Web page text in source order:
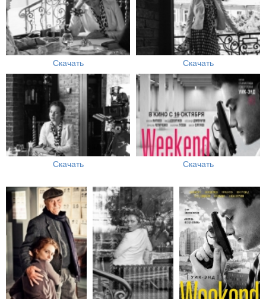
Скачать Скачать
Скачать Скачать